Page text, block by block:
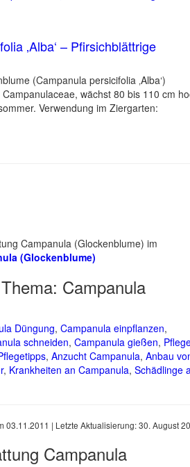
‚Alba‘ – Pfirsichblättrige
(Campanula persicifolia ‚Alba‘)
wächst 80 bis 110 cm
Verwendung im Ziergarten:
Campanula (Glockenblume) im
(Glockenblume)
Campanula
Düngung, Campanula einpflanzen,
schneiden, Campanula gießen,
, Anzucht Campanula, Anbau
, Krankheiten an Campanula, Schädlinge
03.11.2011 | Letzte Aktualisierung:30. August
Campanula